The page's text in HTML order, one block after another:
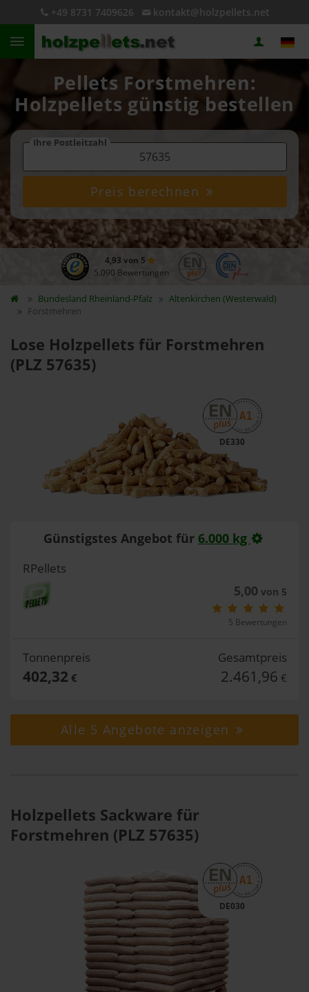
+49 8731 7409626 kontakt@holzpellets.net
Pellets Forstmehren:
Holzpellets günstig bestellen
Ihre Postleitzahl
Preis berechnen
4,93 von 5
5.090 Bewertungen
Bundesland Rheinland-Pfalz
Altenkirchen (Westerwald)
Forstmehren
Lose Holzpellets für Forstmehren
(PLZ 57635)
DE330
Günstigstes Angebot für 6.000 kg
RPellets
5,00 von 5
5 Bewertungen
Tonnenpreis
402,32 €
Gesamtpreis
2.461,96 €
Alle 5 Angebote anzeigen
Holzpellets Sackware für
Forstmehren (PLZ 57635)
DE030